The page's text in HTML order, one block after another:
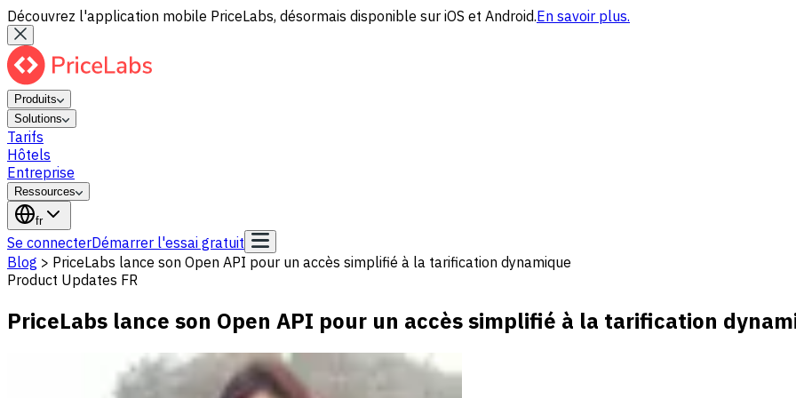
Découvrez l'application mobile PriceLabs, désormais disponible sur iOS et Android.En savoir plus.
Produits
Solutions
Tarifs
Hôtels
Entreprise
Ressources
fr
Se connecterDémarrer l'essai gratuit
Blog > PriceLabs lance son Open API pour un accès simplifié à la tarification dynamique
Product Updates FR
PriceLabs lance son Open API pour un accès simplifié à la tarification